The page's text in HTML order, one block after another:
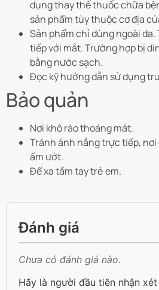
dụng thay thế thuốc chữa
sản phẩm tùy thuộc cơ địa
Sản phẩm chỉ dùng ngoài
tiếp với mắt. Trường hợp bị
bằng nước sạch.
Đọc kỹ hướng dẫn sử dụng
Bảo quản
Nơi khô ráo thoáng mát.
Tránh ánh nắng trực tiếp,
ẩm ướt.
Để xa tầm tay trẻ em.
Đánh giá
Chưa có đánh giá nào.
Hãy là người đầu tiên nhận xét